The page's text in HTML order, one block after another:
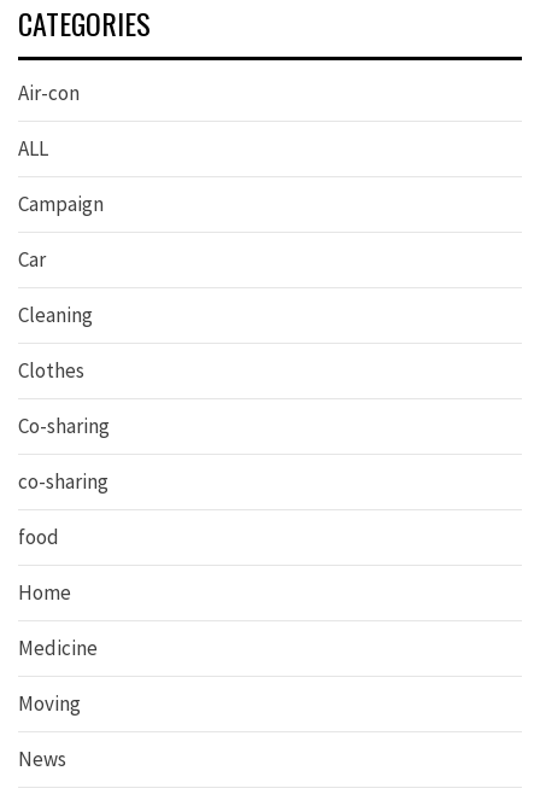
CATEGORIES
Air-con
ALL
Campaign
Car
Cleaning
Clothes
Co-sharing
co-sharing
food
Home
Medicine
Moving
News